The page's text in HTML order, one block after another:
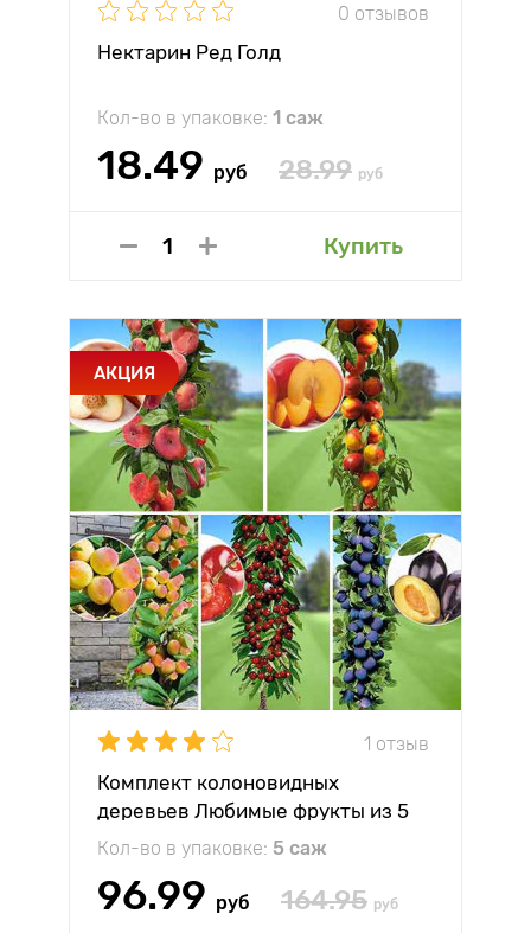
0 отзывов
Нектарин Ред Голд
Кол-во в упаковке: 1 саж
18.49 руб 28.99 руб
Купить
АКЦИЯ
1 отзыв
Комплект колоновидных
деревьев Любимые фрукты из 5
саженцев
Кол-во в упаковке: 5 саж
96.99 руб 164.95 руб